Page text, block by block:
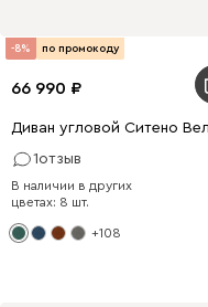
-8% по промокоду
66 990
Диван угловой Ситено
1отзыв
В наличии в других
цветах: 8 шт.
+108